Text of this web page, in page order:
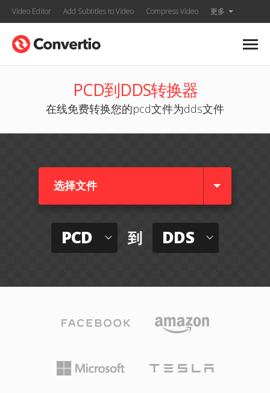
Video Editor Add Subtitles to Video Compress Video 更多
PCD到DDS转换器
在线免费转换您的pcd文件为dds文件
选择文件
PCD 到 DDS